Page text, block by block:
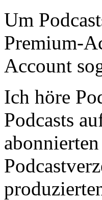
Um
Premium-
Account
Ich höre
Podcasts